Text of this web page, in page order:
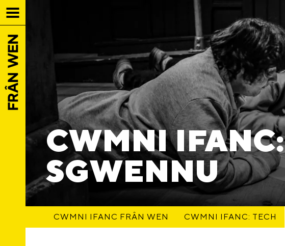
CWMNI IFANC:
SGWENNU
CWMNI IFANC FRÂN WEN CWMNI IFANC: TECH